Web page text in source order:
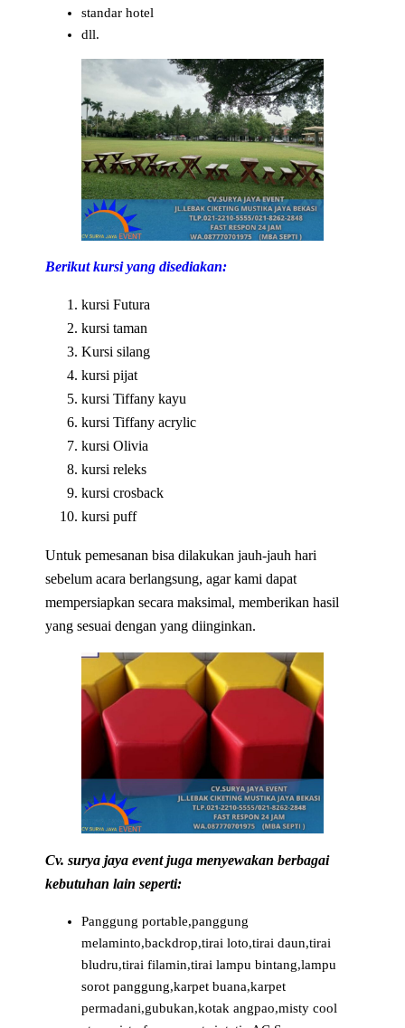
standar hotel
dll.
Berikut kursi yang disediakan:
kursi Futura
kursi taman
Kursi silang
kursi pijat
kursi Tiffany kayu
kursi Tiffany acrylic
kursi Olivia
kursi releks
kursi crosback
kursi puff
Untuk pemesanan bisa dilakukan jauh-jauh hari
sebelum acara berlangsung, agar kami dapat
mempersiapkan secara maksimal, memberikan hasil
yang sesuai dengan yang diinginkan.
Cv. surya jaya event juga menyewakan berbagai
kebutuhan lain seperti:
Panggung portable,panggung
melaminto,backdrop,tirai loto,tirai daun,tirai
bludru,tirai filamin,tirai lampu bintang,lampu
sorot panggung,karpet buana,karpet
permadani,gubukan,kotak angpao,misty cool